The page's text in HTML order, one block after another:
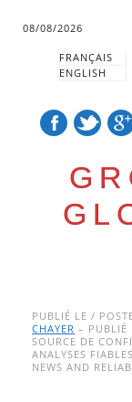
08/08/2026
FRANÇAIS
ENGLISH
Main
to
content
PUBLIÉ LE /
CHAYER – PUBLIÉ
SOURCE DE
ANALYSES
NEWS AND